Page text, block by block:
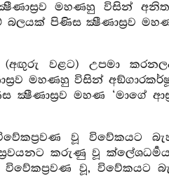
මහණහු විසින්
පිණිස ක්‍ෂීණාස්‍රව
වළට) උපමා
මහණහු විසින්
මහණ ‘මාගේ
වූ විවේකයට
කරුණු වූ
වූ, විවේකයට